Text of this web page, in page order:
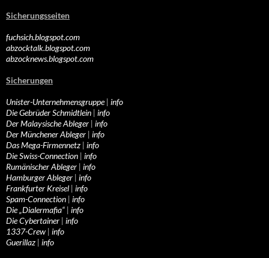
Sicherungsseiten
fuchsich.blogspot.com
abzocktalk.blogspot.com
abzocknews.blogspot.com
Sicherungen
Unister-Unternehmensgruppe| info
Die Gebrüder Schmidtlein | info
Der Malaysische Ableger | info
Der Münchener Ableger | info
Das Mega-Firmennetz | info
Die Swiss-Connection | info
Rumänischer Ableger | info
Hamburger Ableger | info
Frankfurter Kreisel | info
Spam-Connection | info
Die „Dialermafia“ | info
Die Cybertainer | info
1337-Crew | info
Guerillaz | info